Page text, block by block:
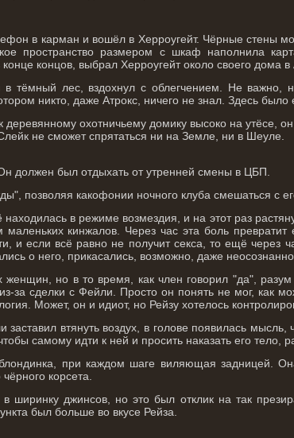
в карман и вошёл в Херроугейт. Чёрные
пространство размером с шкаф наполнила
концов, выбрал Херроугейт около своего дома в
тёмный лес, вздохнул с облегчением. Не важно,
никто, даже Атрокс, ничего не знал. Здесь было
деревянному охотничьему домику высоко на утёсе,
не сможет спрятаться ни на Земле, ни в Шеуле.
должен был отдыхать от утренней смены в ЦБП.
позволяя какофонии ночного клуба смешаться с
в режиме возмездия, и на этот раз
кинжалов. Через час эта боль
и если всё равно не получит секса, то ещё
о него, прикасались, возможно, даже неосознанно.
женщин, но в то время, как член говорил "да",
за сделки с Фейли. Просто он понять не мог, как
Может, он и идиот, но Рейзу хотелось
заставил втянуть воздух, в голове появилась
самому идти к ней и просить наказать его тело,
при каждом шаге виляющая задницей.
корсета.
ширинку джинсов, но это был отклик на так
был больше во вкусе Рейза.